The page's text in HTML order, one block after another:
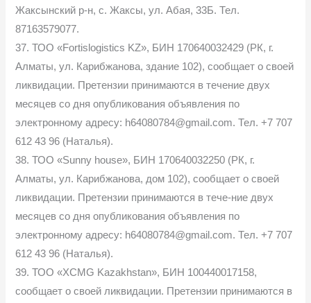
Жаксынский р-н, с. Жаксы, ул. Абая, 33Б. Тел.
87163579077.
37. ТОО «Fortislogistics KZ», БИН 170640032429 (РК, г.
Алматы, ул. Карибжанова, здание 102), сообщает о своей
ликвидации. Претензии принимаются в течение двух
месяцев со дня опубликования объявления по
электронному адресу: h64080784@gmail.com. Тел. +7 707
612 43 96 (Наталья).
38. ТОО «Sunny house», БИН 170640032250 (РК, г.
Алматы, ул. Карибжанова, дом 102), сообщает о своей
ликвидации. Претензии принимаются в тече-ние двух
месяцев со дня опубликования объявления по
электронному адресу: h64080784@gmail.com. Тел. +7 707
612 43 96 (Наталья).
39. ТОО «XCMG Kazakhstan», БИН 100440017158,
сообщает о своей ликвидации. Претензии принимаются в